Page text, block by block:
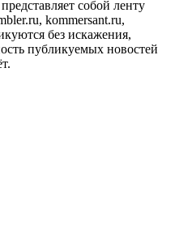
собой ленту
kommersant.ru,
без искажения,
публикуемых новостей